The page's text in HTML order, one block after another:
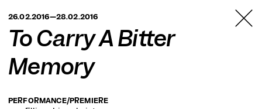
BERLIN
26.02.2016—28.02.2016
To Carry A Bitter
Memory
PERFORMANCE/PREMIERE